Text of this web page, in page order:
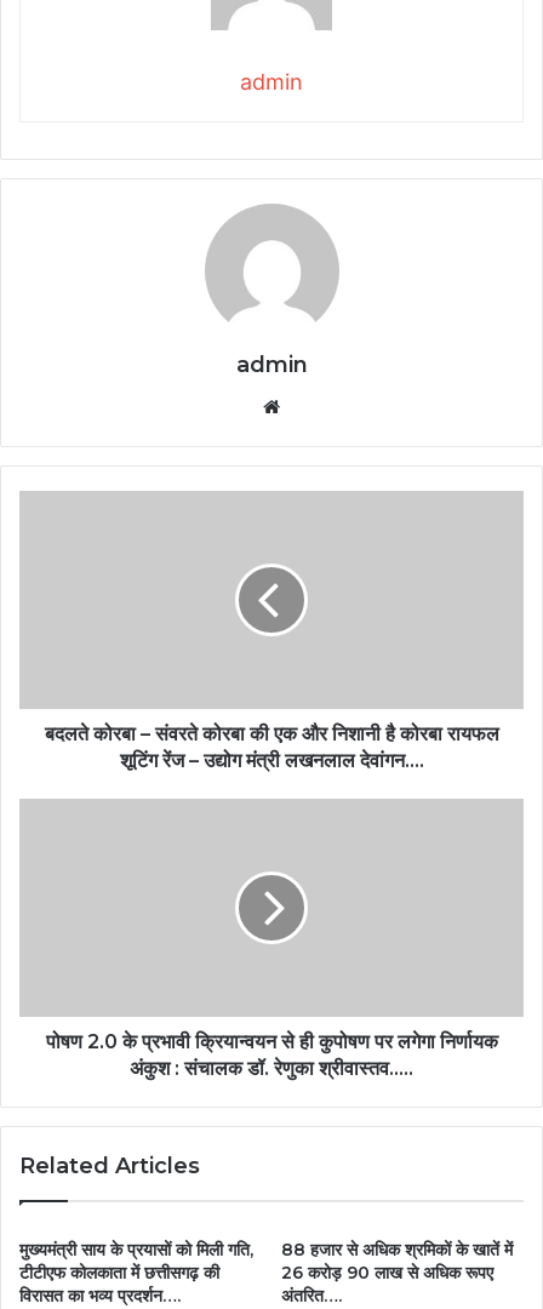
admin
admin
बदलते कोरबा – संवरते कोरबा की एक और निशानी है कोरबा रायफल
शूटिंग रेंज – उद्योग मंत्री लखनलाल देवांगन….
पोषण 2.0 के प्रभावी क्रियान्वयन से ही कुपोषण पर लगेगा निर्णायक
अंकुश : संचालक डॉ. रेणुका श्रीवास्तव…..
Related Articles
मुख्यमंत्री साय के प्रयासों को मिली गति,
टीटीएफ कोलकाता में छत्तीसगढ़ की
विरासत का भव्य प्रदर्शन….
88 हजार से अधिक श्रमिकों के खातें में
26 करोड़ 90 लाख से अधिक रूपए
अंतरित….